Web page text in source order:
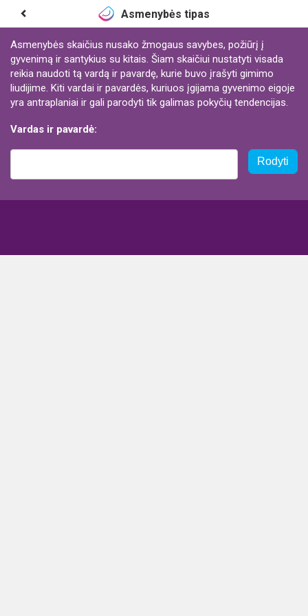
Asmenybės tipas
Asmenybės skaičius nusako žmogaus savybes, požiūrį į
gyvenimą ir santykius su kitais. Šiam skaičiui nustatyti visada
reikia naudoti tą vardą ir pavardę, kurie buvo įrašyti gimimo
liudijime. Kiti vardai ir pavardės, kuriuos įgijama gyvenimo eigoje
yra antraplaniai ir gali parodyti tik galimas pokyčių tendencijas.
Vardas ir pavardė:
Rodyti